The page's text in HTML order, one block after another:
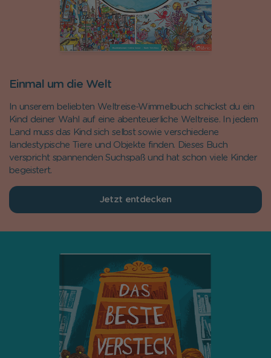
Einmal um die Welt
In unserem beliebten Weltreise-Wimmelbuch schickst du ein
Kind deiner Wahl auf eine abenteuerliche Weltreise. In jedem
Land muss das Kind sich selbst sowie verschiedene
landestypische Tiere und Objekte finden. Dieses Buch
verspricht spannenden Suchspaß und hat schon viele Kinder
begeistert.
Jetzt entdecken